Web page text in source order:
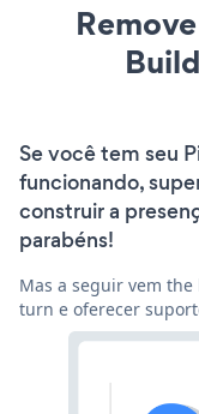
Se você tem seu
funcionando,
construir a
parabéns!
Mas a seguir vem
turn e oferecer